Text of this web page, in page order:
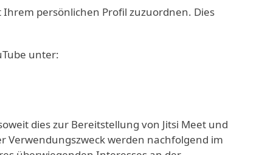
persönlichen Profil zuzuordnen. Dies
unter:
dies zur Bereitstellung von Jitsi Meet und
werden nachfolgend im